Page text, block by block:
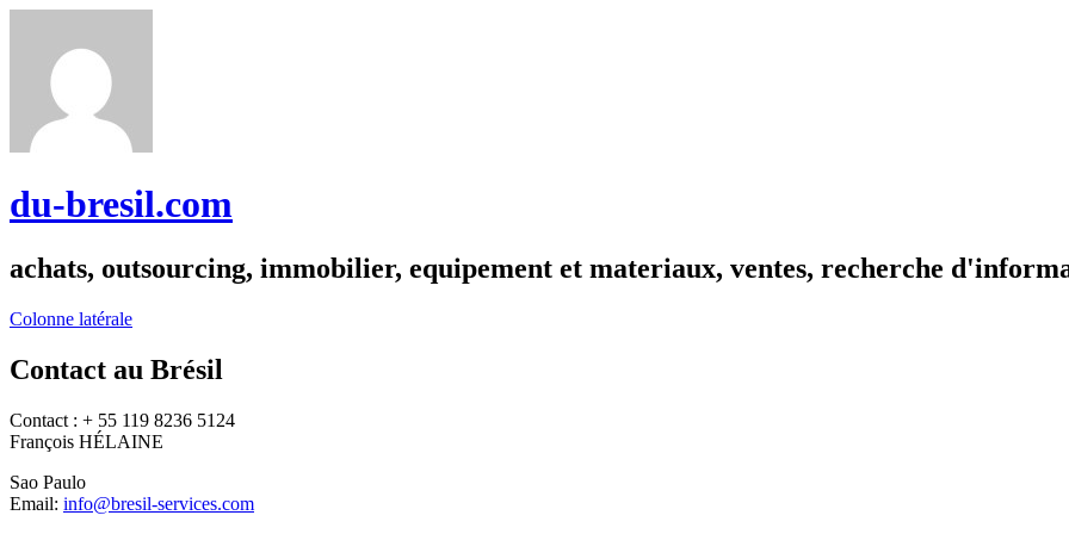
du-bresil.com
achats, outsourcing, immobilier, equipement et materiaux, ventes, recherche
Colonne latérale
Contact au Brésil
Contact : + 55 119 8236 5124
François HÉLAINE
Sao Paulo
Email: info@bresil-services.com